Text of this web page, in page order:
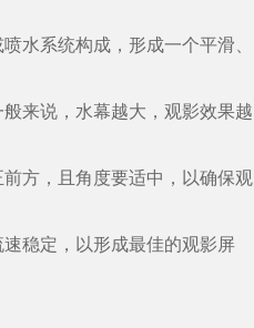
系统构成，形成一个平滑、
来说，水幕越大，观影效果越
方，且角度要适中，以确保观
稳定，以形成最佳的观影屏